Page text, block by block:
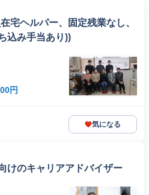
宅ヘルパー、固定残業なし、
込み手当あり))
円
気になる
けのキャリアアドバイザー